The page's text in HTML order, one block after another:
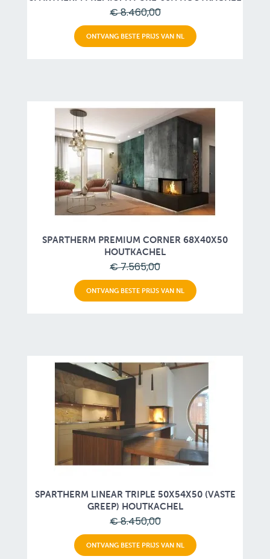
€ 8.460,00
ONTVANG BESTE PRIJS VAN NL
SPARTHERM PREMIUM CORNER 68X40X50
HOUTKACHEL
€ 7.565,00
ONTVANG BESTE PRIJS VAN NL
SPARTHERM LINEAR TRIPLE 50X54X50 (VASTE
GREEP) HOUTKACHEL
€ 8.450,00
ONTVANG BESTE PRIJS VAN NL